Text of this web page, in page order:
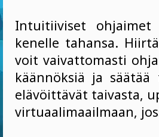
Intuitiiviset ohjaimet
kenelle tahansa.
voit vaivattomasti
käännöksiä ja
elävöittävät taivasta,
virtuaalimaailmaan,